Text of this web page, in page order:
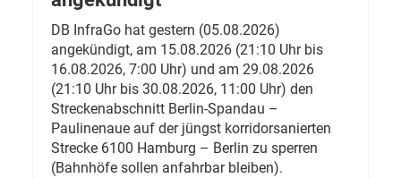
DB InfraGo hat gestern (05.08.2026)
angekündigt, am 15.08.2026 (21:10 Uhr bis
16.08.2026, 7:00 Uhr) und am 29.08.2026
(21:10 Uhr bis 30.08.2026, 11:00 Uhr) den
Streckenabschnitt Berlin-Spandau –
Paulinenaue auf der jüngst korridorsanierten
Strecke 6100 Hamburg – Berlin zu sperren
(Bahnhöfe sollen anfahrbar bleiben).